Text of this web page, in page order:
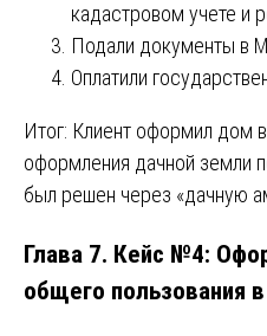
кадастровом учете и
Подали документы в
Оплатили
Итог: Клиент оформил дом
оформления дачной земли
был решен через «дачную
Глава 7. Кейс №4:
общего пользования